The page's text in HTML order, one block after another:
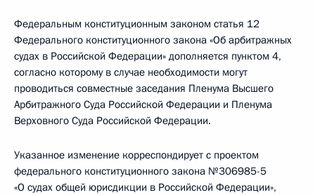
Федеральным конституционным законом статья 12
Федерального конституционного закона «Об арбитражных
судах в Российской Федерации» дополняется пунктом 4,
согласно которому в случае необходимости могут
проводиться совместные заседания Пленума Высшего
Арбитражного Суда Российской Федерации и Пленума
Верховного Суда Российской Федерации.
Указанное изменение корреспондирует с проектом
федерального конституционного закона №306985-5
«О судах общей юрисдикции в Российской Федерации»,